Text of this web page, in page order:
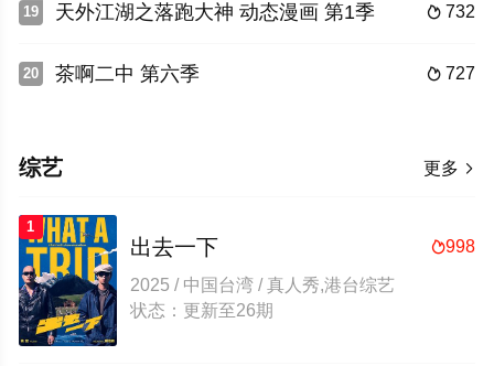
19  732
天外江湖之落跑大神 动态漫画 第1季
20  727
茶啊二中 第六季
更多 
综艺
1
998
出去一下
2025 / 中国台湾 / 真人秀,港台综艺
状态：更新至26期